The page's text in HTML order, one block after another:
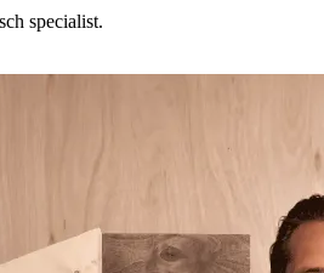
specialist.